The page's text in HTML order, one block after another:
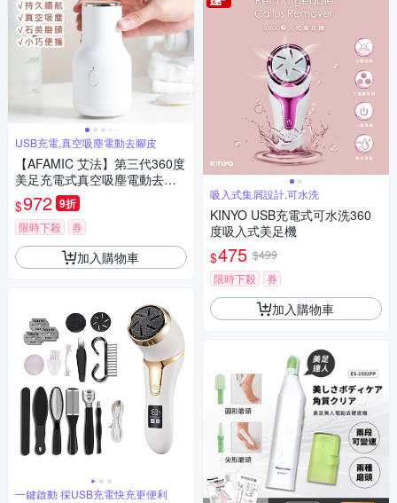
USB充電,真空吸塵電動去腳皮
【AFAMIC 艾法】第三代360度
美足充電式真空吸塵電動去腳
皮機(去硬皮 磨腳皮 吸入式)
$972 9折
限時下殺 券
加入購物車
一鍵啟動 採USB充電快充更便利
吸入式集屑設計,可水洗
KINYO USB充電式可水洗360
度吸入式美足機
$475 $499
限時下殺
券
加入購物車